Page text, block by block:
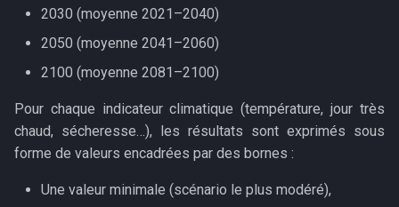
2030 (moyenne 2021–2040)
2050 (moyenne 2041–2060)
2100 (moyenne 2081–2100)
Pour chaque indicateur climatique (température, jour très
chaud, sécheresse…), les résultats sont exprimés sous
forme de valeurs encadrées par des bornes :
Une valeur minimale (scénario le plus modéré),